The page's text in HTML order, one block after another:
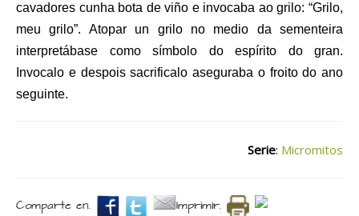
cavadores cunha bota de viño e invocaba ao grilo: “Grilo,
meu grilo”. Atopar un grilo no medio da sementeira
interpretábase como símbolo do espírito do gran.
Invocalo e despois sacrificalo aseguraba o froito do ano
seguinte.
Serie: Micromitos
Comparte en. Imprimir.